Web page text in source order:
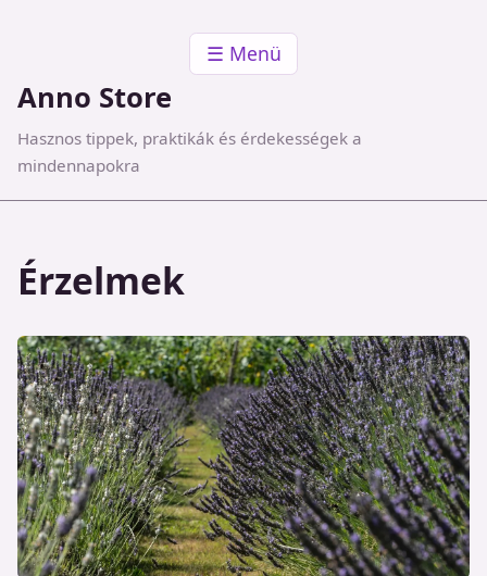
☰ Menü
Anno Store
Hasznos tippek, praktikák és érdekességek a
mindennapokra
Érzelmek